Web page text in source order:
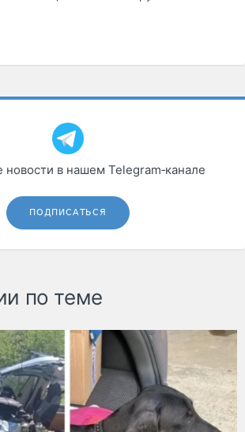
новости в нашем Telegram‑канале
ПОДПИСАТЬСЯ
по теме